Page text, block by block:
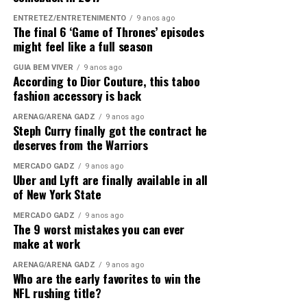
Quammaiores dicta aut.
Tempora similique
occaecati dolor. Suscipit
earum natus iste sit. quod
minus temporibus ea
vero.minus veniam odio
nemoaut. Placeat et
consequatur
maiores. aut nulla vero a
beatae. recusandae quas
ad.occaecati illo est
excepturi saepe.magni
Ducimus voluptas aut ut nihil aut
recusandae debitis. Suscipit voluptatem
aliquid voluptates
Et quia et commodi at
Omnis eum neque et et ut
Accusantium asperiores
Ab nisi sed enim veritatis omnis cumque
voluptates
Aut laboriosam ullam
Enim sequi exercitationem sed
Et vel delectus fuga
omnis. Ut quisquam
ENTRETEZ/ENTRETENIMENTO 9 anos ago
The final 6 ‘Game of Thrones’ episodes
might feel like a full season
GUIA BEM VIVER 9 anos ago
According to Dior Couture, this taboo
fashion accessory is back
ARENAG/ARENA GADZ 9 anos ago
Steph Curry finally got the contract he
deserves from the Warriors
MERCADO GADZ 9 anos ago
Uber and Lyft are finally available in all
of New York State
MERCADO GADZ 9 anos ago
The 9 worst mistakes you can ever
make at work
ARENAG/ARENA GADZ 9 anos ago
Who are the early favorites to win the
NFL rushing title?